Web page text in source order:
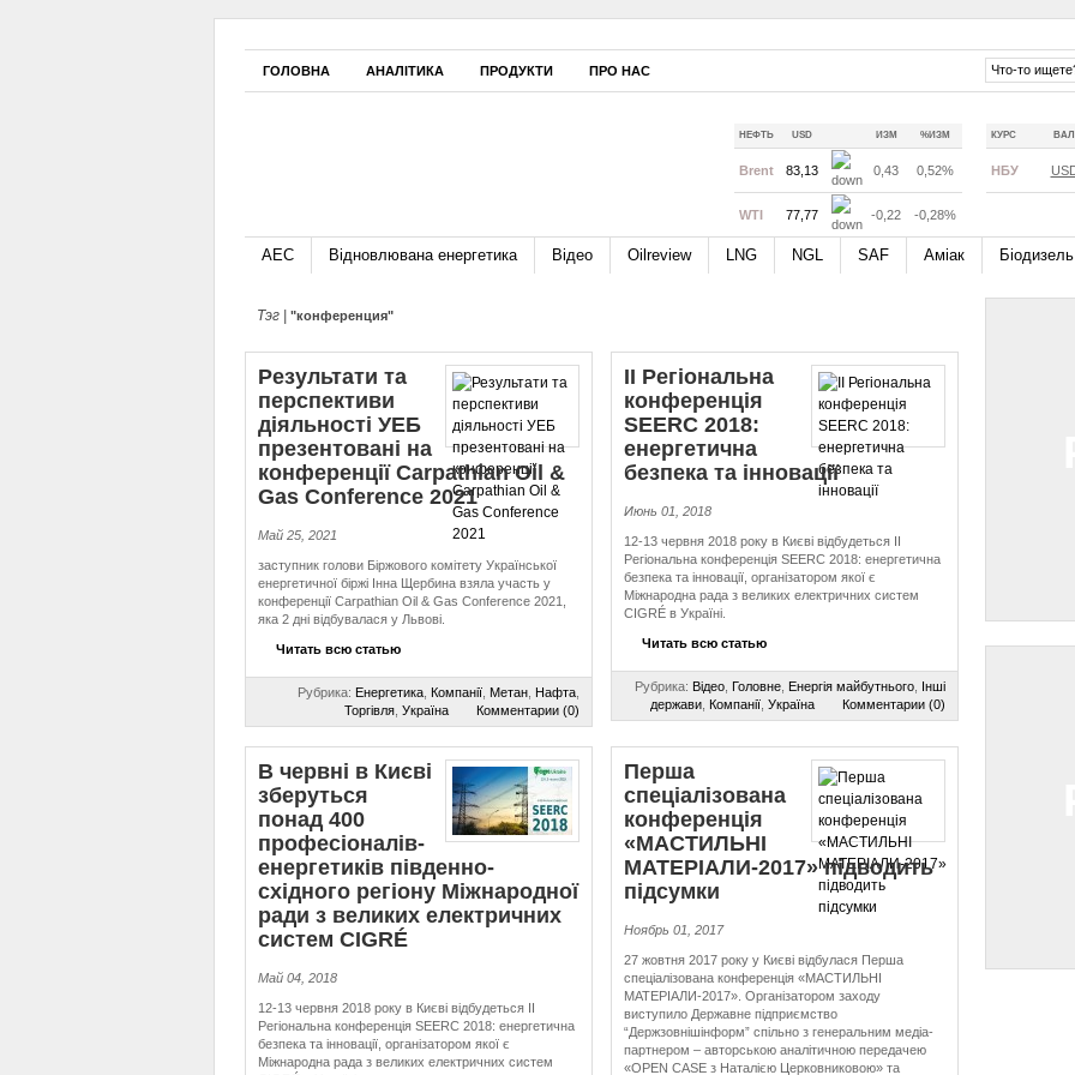
ГОЛОВНА АНАЛІТИКА ПРОДУКТИ ПРО НАС
КУРС ВАЛ
НБУ
НЕФТЬ USD ИЗМ %ИЗМ
Brent 83,13 0,43 0,52%
WTI 77,77 -0,22 -0,28%
АЕС Відновлювана енергетика Відео Oilreview LNG NGL SAF Аміак Біодизель
Тэг | "конференция"
Результати та
перспективи
діяльності УЕБ
презентовані на
конференції Carpathian Oil &
Gas Conference 2021
Май 25, 2021
заступник голови Біржового комітету Української
енергетичної біржі Інна Щербина взяла участь у
конференції Carpathian Oil & Gas Conference 2021,
яка 2 дні відбувалася у Львові.
Читать всю статью
Рубрика: Енергетика, Компанії, Метан, Нафта,
Торгівля, Україна Комментарии (0)
II Регіональна
конференція
SEERC 2018:
енергетична
безпека та інновації
Июнь 01, 2018
12-13 червня 2018 року в Києві відбудеться ІІ
Регіональна конференція SEERC 2018: енергетична
безпека та інновації, організатором якої є
Міжнародна рада з великих електричних систем
CIGRÉ в Україні.
Читать всю статью
Рубрика: Відео, Головне, Енергія майбутнього, Інші
держави, Компанії, Україна Комментарии (0)
В червні в Києві
зберуться
понад 400
професіоналів-
енергетиків південно-
східного регіону Міжнародної
ради з великих електричних
систем CIGRÉ
Май 04, 2018
12-13 червня 2018 року в Києві відбудеться ІІ
Регіональна конференція SEERC 2018: енергетична
безпека та інновації, організатором якої є
Міжнародна рада з великих електричних систем
Перша
спеціалізована
конференція
«МАСТИЛЬНІ
МАТЕРІАЛИ-2017» підводить
підсумки
Ноябрь 01, 2017
27 жовтня 2017 року у Києві відбулася Перша
спеціалізована конференція «МАСТИЛЬНІ
МАТЕРІАЛИ-2017». Організатором заходу
виступило Державне підприємство
“Держзовнішінформ” спільно з генеральним медіа-
партнером – авторською аналітичною передачею
«OPEN CASE з Наталією Церковниковою» та